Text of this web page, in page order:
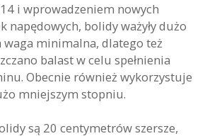
i wprowadzeniem nowych
napędowych, bolidy ważyły dużo
minimalna, dlatego też
balast w celu spełnienia
Obecnie również wykorzystuje
mniejszym stopniu.
są 20 centymetrów szersze,